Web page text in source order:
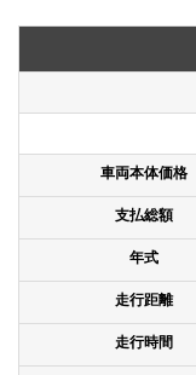
車両本体価格
支払総額
年式
走行距離
走行時間